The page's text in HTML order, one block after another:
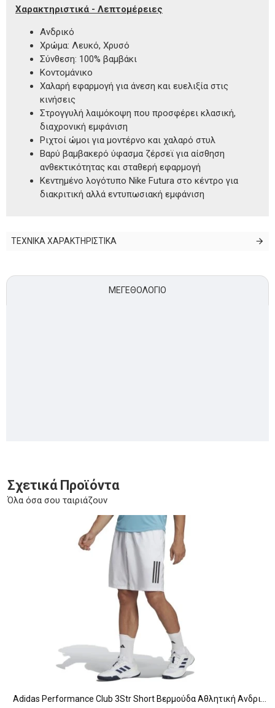
Χαρακτηριστικά - Λεπτομέρειες
Ανδρικό
Χρώμα: Λευκό, Χρυσό
Σύνθεση: 100% βαμβάκι
Κοντομάνικο
Χαλαρή εφαρμογή για άνεση και ευελιξία στις
κινήσεις
Στρογγυλή λαιμόκοψη που προσφέρει κλασική,
διαχρονική εμφάνιση
Ριχτοί ώμοι για μοντέρνο και χαλαρό στυλ
Βαρύ βαμβακερό ύφασμα ζέρσεϊ για αίσθηση
ανθεκτικότητας και σταθερή εφαρμογή
Κεντημένο λογότυπο Nike Futura στο κέντρο για
διακριτική αλλά εντυπωσιακή εμφάνιση
ΤΕΧΝΙΚΑ ΧΑΡΑΚΤΗΡΙΣΤΙΚΑ
ΜΕΓΕΘΟΛΌΓΙΟ
Σχετικά Προϊόντα
Όλα όσα σου ταιριάζουν